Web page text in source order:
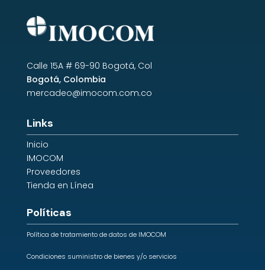
Calle 15A # 69-90 Bogotá, Col
Bogotá, Colombia
mercadeo@imocom.com.co
Links
Inicio
IMOCOM
Proveedores
Tienda en Línea
Políticas
Política de tratamiento de datos de IMOCOM
Condiciones suministro de bienes y/o servicios